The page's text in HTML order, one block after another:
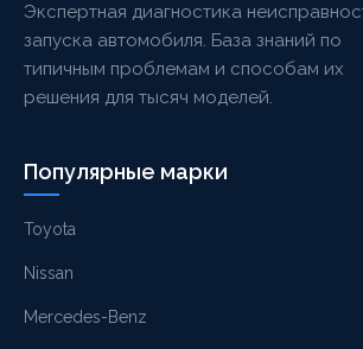
Экспертная диагностика
запуска автомобиля. База знаний по
типичным проблемам и способам их
решения для тысяч моделей.
Популярные марки
Toyota
Nissan
Mercedes-Benz